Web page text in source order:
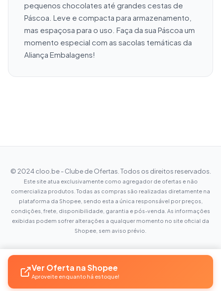
pequenos chocolates até grandes cestas de
Páscoa. Leve e compacta para armazenamento,
mas espaçosa para o uso. Faça da sua Páscoa um
momento especial com as sacolas temáticas da
Aliança Embalagens!
Ver Oferta na Shopee
Aproveite enquanto há estoque!
© 2024 cloo.be - Clube de Ofertas. Todos os direitos reservados.
Este site atua exclusivamente como agregador de ofertas e não
comercializa produtos. Todas as compras são realizadas diretamente na
plataforma da Shopee, sendo esta a única responsável por preços,
condições, frete, disponibilidade, garantia e pós-venda. As informações
exibidas podem sofrer alterações a qualquer momento no site oficial da
Shopee, sem aviso prévio.